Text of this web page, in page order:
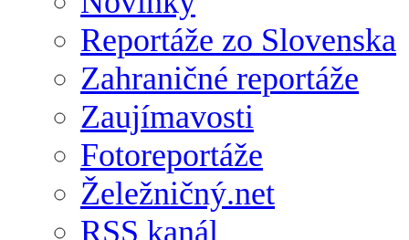
Reportáže zo Slovenska
Zahraničné reportáže
Zaujímavosti
Fotoreportáže
Želežničný.net
RSS kanál